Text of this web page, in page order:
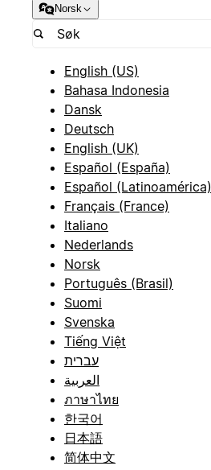
Norsk
English (US)
Bahasa Indonesia
Dansk
Deutsch
English (UK)
Español (España)
Español (Latinoamérica)
Français (France)
Italiano
Nederlands
Norsk
Português (Brasil)
Suomi
Svenska
Tiếng Việt
עברית
العربية
ภาษาไทย
한국어
日本語
简体中文